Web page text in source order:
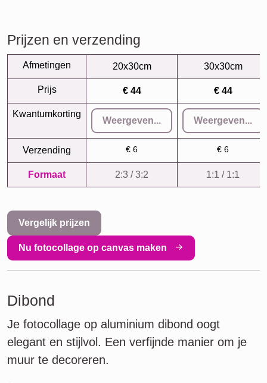
Prijzen en verzending
Afmetingen 20x30cm 30x30cm
Prijs € 44 € 44
Kwantumkorting
Weergeven... Weergeven...
Verzending € 6 € 6
Formaat 2:3 / 3:2 1:1 / 1:1
Vergelijk prijzen
Nu fotocollage op canvas maken
Dibond
Je fotocollage op aluminium dibond oogt
elegant en stijlvol. Een verfijnde manier om je
muur te decoreren.